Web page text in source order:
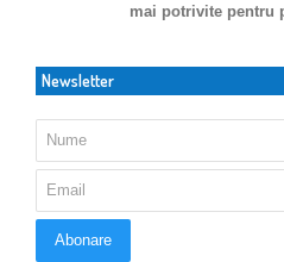
mai potrivite pentru
Newsletter